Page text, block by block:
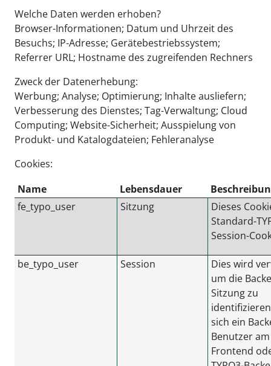
Welche Daten werden erhoben?
Browser-Informationen; Datum und Uhrzeit des
Besuchs; IP-Adresse; Gerätebestriebssystem;
Referrer URL; Hostname des zugreifenden Rechners
Zweck der Datenerhebung:
Werbung; Analyse; Optimierung; Inhalte ausliefern;
Verbesserung des Dienstes; Tag-Verwaltung; Cloud
Computing; Website-Sicherheit; Ausspielung von
Produkt- und Katalogdateien; Fehleranalyse
Cookies:
Name
Lebensdauer
fe_typo_user
Sitzung
Dieses
Standard-
Session-
be_typo_user Session
Dies wird
um die
Sitzung zu
sich ein
Benutzer am
Frontend